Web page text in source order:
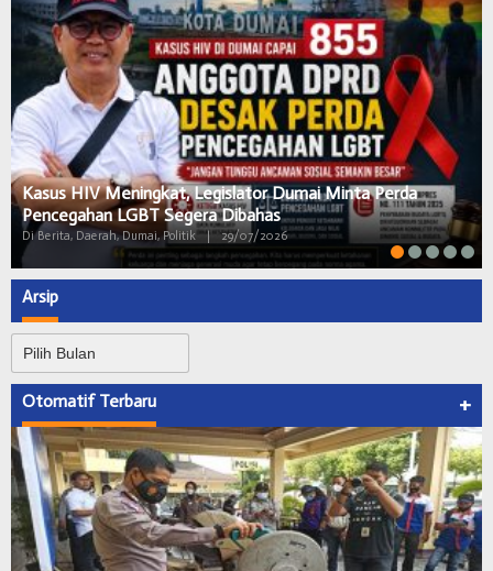
Kasus HIV Meningkat, Legislator Dumai Minta Perda
Pencegahan LGBT Segera Dibahas
Di Berita, Daerah, Dumai, Politik | 29/07/2026
Arsip
Otomatif Terbaru +